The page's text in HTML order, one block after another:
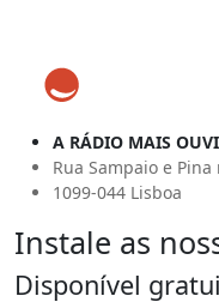
A RÁDIO MAIS
Rua Sampaio e Pina
1099-044 Lisboa
Instale as
Disponível